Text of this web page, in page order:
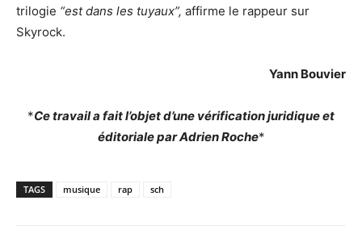
trilogie “est dans les tuyaux”, affirme le rappeur sur
Skyrock.
Yann Bouvier
*Ce travail a fait l’objet d’une vérification juridique et
éditoriale par Adrien Roche*
TAGS musique rap sch